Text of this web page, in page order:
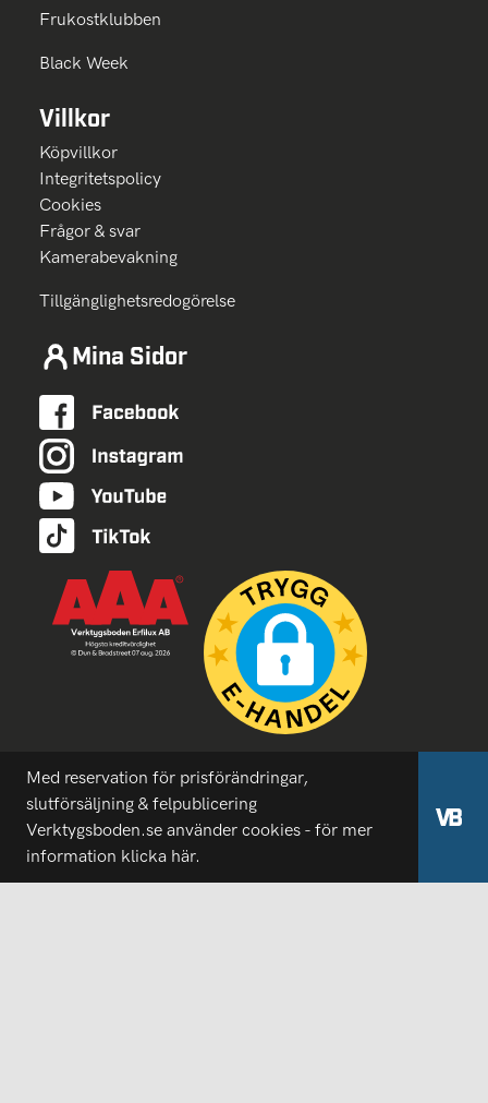
Frukostklubben
Black Week
Villkor
Köpvillkor
Integritetspolicy
Cookies
Frågor & svar
Kamerabevakning
Tillgänglighetsredogörelse
Mina Sidor
Med reservation för prisförändringar,
slutförsäljning & felpublicering
Verktygsboden.se använder cookies - för mer
information klicka här.